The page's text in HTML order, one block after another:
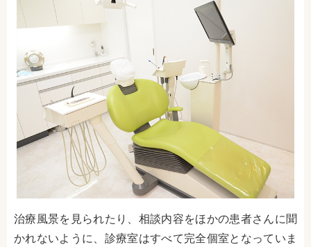
治療風景を見られたり、相談内容をほかの患者さんに聞
かれないように、診療室はすべて完全個室となっていま